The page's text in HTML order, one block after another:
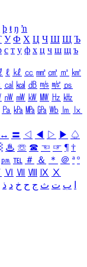
þ ŧ ŋ ŉ
У Ф Х Ц Ч Ш Щ Ъ
с т у ф х ц ч ш щ ъ
ℓ ㎘ ㏄ ㎣ ㎤ ㎥ ㎦
㎈ ㎉ ㏈ ㎧ ㎨ ㎰
㎻ ㎽ ㎾ ㎿ ㎐ ㎑
㎩ ㎪ ㎫ ㎬ ㏝ ㏐
㏓
↔ 〓 ◁ ◀ ▷ ▶ ♤
♨ ☏ ☎ ☜ ☞ ¶ †
㏘ ℡ ＃ ＆ ＊ ＠ ª º
Ⅵ Ⅶ Ⅷ Ⅸ Ⅹ
ب ت ث ج ح خ د ذ